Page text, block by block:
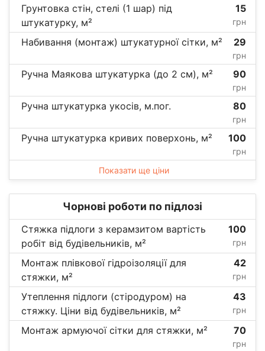
Грунтовка стін, стелі (1 шар) під
штукатурку, м²
15
грн
Набивання (монтаж) штукатурної сітки, м² 29
грн
Ручна Маякова штукатурка (до 2 см), м² 90
грн
Ручна штукатурка укосів, м.пог. 80
грн
Ручна штукатурка кривих поверхонь, м² 100
грн
Показати ще ціни
Чорнові роботи по підлозі
Стяжка підлоги з керамзитом вартість
робіт від будівельників, м²
100
грн
Монтаж плівкової гідроізоляції для
стяжки, м²
42
грн
Утеплення підлоги (стіродуром) на
стяжку. Ціни від будівельників, м²
43
грн
Монтаж армуючої сітки для стяжки, м² 70
грн